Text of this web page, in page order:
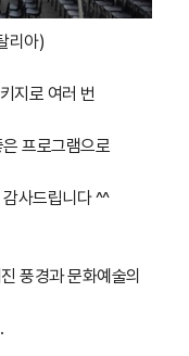
리아)
지로 여러 번
프로그램으로
사드립니다^^
풍경과 문화예술의
.